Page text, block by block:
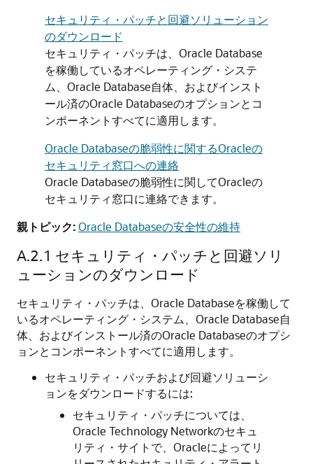
セキュリティ・パッチと回避ソリューション
のダウンロード
セキュリティ・パッチは、Oracle Database
を稼働しているオペレーティング・システ
ム、Oracle Database自体、およびインスト
ール済のOracle Databaseのオプションとコ
ンポーネントすべてに適用します。
Oracle Databaseの脆弱性に関するOracleの
セキュリティ窓口への連絡
Oracle Databaseの脆弱性に関してOracleの
セキュリティ窓口に連絡できます。
親トピック:Oracle Databaseの安全性の維持
A.2.1 セキュリティ・パッチと回避ソリ
ューションのダウンロード
セキュリティ・パッチは、Oracle Databaseを稼働して
いるオペレーティング・システム、Oracle Database自
体、およびインストール済のOracle Databaseのオプシ
ョンとコンポーネントすべてに適用します。
セキュリティ・パッチおよび回避ソリューシ
ョンをダウンロードするには:
セキュリティ・パッチについては、
Oracle Technology Networkのセキュ
リティ・サイトで、Oracleによってリ